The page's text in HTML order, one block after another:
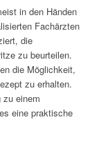
in den Händen
Fachärzten
die
zu beurteilen.
die Möglichkeit,
zu erhalten.
zu einem
eine praktische